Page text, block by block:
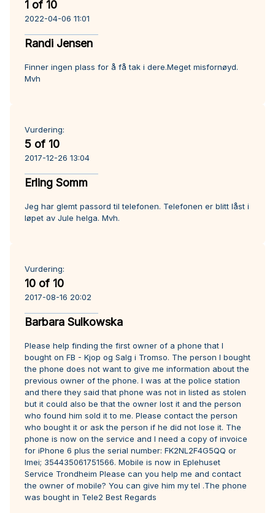
1 of 10
2022-04-06 11:01
Randi Jensen
Finner ingen plass for å få tak i dere.Meget misfornøyd.
Mvh
Vurdering:
5 of 10
2017-12-26 13:04
Erling Somm
Jeg har glemt passord til telefonen. Telefonen er blitt låst i
løpet av Jule helga. Mvh.
Vurdering:
10 of 10
2017-08-16 20:02
Barbara Sulkowska
Please help finding the first owner of a phone that I
bought on FB - Kjop og Salg i Tromso. The person I bought
the phone does not want to give me information about the
previous owner of the phone. I was at the police station
and there they said that phone was not in listed as stolen
but it could also be that the owner lost it and the person
who found him sold it to me. Please contact the person
who bought it or ask the person if he did not lose it. The
phone is now on the service and I need a copy of invoice
for iPhone 6 plus the serial number: FK2NL2F4G5QQ or
Imei; 354435061751566. Mobile is now in Eplehuset
Service Trondheim Please can you help me and contact
the owner of mobile? You can give him my tel .The phone
was bought in Tele2 Best Regards